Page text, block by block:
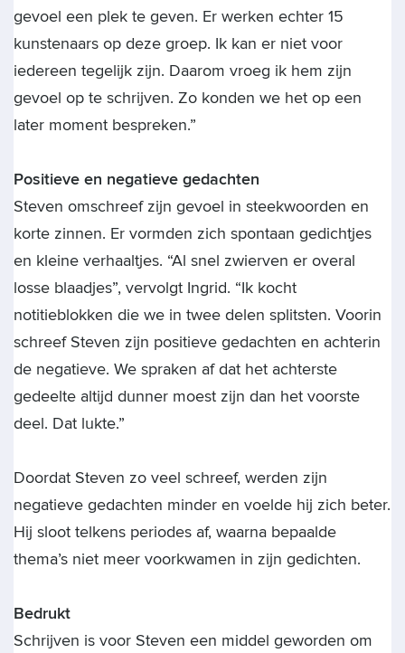
gevoel een plek te geven. Er werken echter 15
kunstenaars op deze groep. Ik kan er niet voor
iedereen tegelijk zijn. Daarom vroeg ik hem zijn
gevoel op te schrijven. Zo konden we het op een
later moment bespreken.”
Positieve en negatieve gedachten
Steven omschreef zijn gevoel in steekwoorden en
korte zinnen. Er vormden zich spontaan gedichtjes
en kleine verhaaltjes. “Al snel zwierven er overal
losse blaadjes”, vervolgt Ingrid. “Ik kocht
notitieblokken die we in twee delen splitsten. Voorin
schreef Steven zijn positieve gedachten en achterin
de negatieve. We spraken af dat het achterste
gedeelte altijd dunner moest zijn dan het voorste
deel. Dat lukte.”
Doordat Steven zo veel schreef, werden zijn
negatieve gedachten minder en voelde hij zich beter.
Hij sloot telkens periodes af, waarna bepaalde
thema’s niet meer voorkwamen in zijn gedichten.
Bedrukt
Schrijven is voor Steven een middel geworden om